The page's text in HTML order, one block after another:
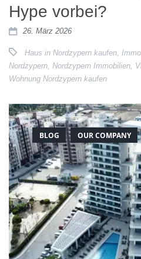
Hype vorbei?
26. März 2026
Haus in Nordzypern kaufen
Nordzypern Nordzypern Immobilien
Wohnung Nordzypern kaufen
BLOG OUR COMPANY